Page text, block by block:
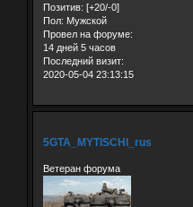
Позитив: [+20/-0]
Пол: Мужской
Провел на форуме:
14 дней 5 часов
Последний визит:
2020-05-04 23:13:15
5GTA_MYTISCHI_rus
Ветеран форума